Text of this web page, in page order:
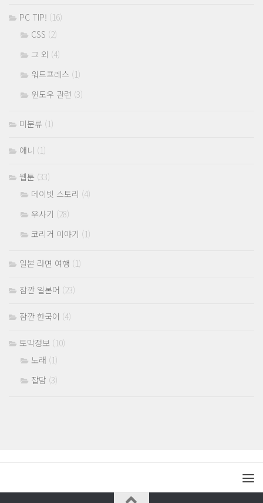
PC TIP! (16)
CSS (2)
그 외 (4)
워드프레스 (1)
윈도우 관련 (3)
미분류 (1)
애니 (1)
웹툰 (33)
데이빗 스토리 (4)
우사기 (28)
코리거 이야기 (1)
일본 라면 여행 (1)
잠깐 일본어 (23)
잠깐 한국어 (4)
토막정보 (10)
노래 (1)
잡담 (3)